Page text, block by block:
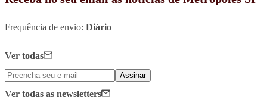
Frequência de envio: Diário
Ver todas
Assinar
Ver todas as newsletters